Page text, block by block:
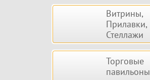
Витрины,
Прилавки,
Стеллажи
Торговые
павильоны